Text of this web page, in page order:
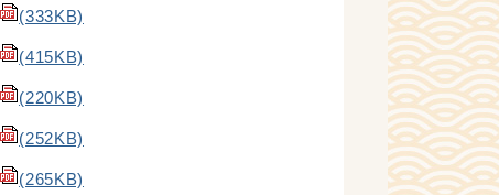
(333KB)
(415KB)
(220KB)
(252KB)
(265KB)